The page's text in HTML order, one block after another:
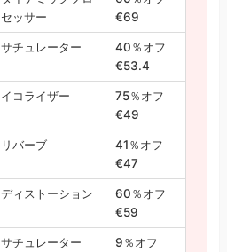
セッサー
€69
サチュレーター
40％オフ
€53.4
イコライザー
75％オフ
€49
リバーブ
41％オフ
€47
ディストーション
60％オフ
€59
サチュレーター
9％オフ